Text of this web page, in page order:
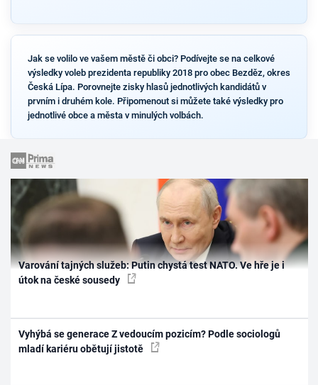
Jak se volilo ve vašem městě či obci? Podívejte se na celkové
výsledky voleb prezidenta republiky 2018 pro obec Bezděz, okres
Česká Lípa. Porovnejte zisky hlasů jednotlivých kandidátů v
prvním i druhém kole. Připomenout si můžete také výsledky pro
jednotlivé obce a města v minulých volbách.
Varování tajných služeb: Putin chystá test NATO. Ve hře je i
útok na české sousedy
Vyhýbá se generace Z vedoucím pozicím? Podle sociologů
mladí kariéru obětují jistotě